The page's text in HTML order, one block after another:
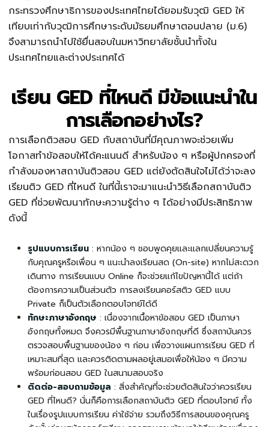
กระทรวงศึกษาธิการของประเทศไทยได้ยอมรับวุฒิ GED ให้
เทียบเท่ากับวุฒิการศึกษาระดับมัธยมศึกษาตอนปลาย (ม.6)
จึงสามารถนำไปใช้ยื่นสอบในมหาวิทยาลัยชั้นนำทั้งใน
ประเทศไทยและต่างประเทศได้
เรียน GED ที่ไหนดี มีข้อแนะนำใน
การเลือกอย่างไร?
การเลือกติวสอบ GED กับสถาบันที่มีคุณภาพจะช่วยเพิ่ม
โอกาสทำข้อสอบให้ได้คะแนนดี สำหรับน้อง ๆ หรือผู้ปกครองที่
กำลังมองหาสถาบันติวสอบ GED แต่ยังตัดสินใจไม่ได้ว่าจะลง
เรียนติว GED ที่ไหนดี ในที่นี้เราจะมาแนะนำวิธีเลือกสถาบันติว
GED ที่ช่วยพัฒนาทักษะความรู้ต่าง ๆ ได้อย่างมีประสิทธิภาพ
ดังนี้
รูปแบบการเรียน : หากน้อง ๆ ชอบพูดคุยและแลกเปลี่ยนความรู้
กับคุณครูหรือเพื่อน ๆ แนะนำลงเรียนสด (On-site) หากไม่สะดวก
เดินทาง การเรียนแบบ Online ก็จะช่วยแก้ไขปัญหานี้ได้ แต่ถ้า
ต้องการความเป็นส่วนตัว การลงเรียนคอร์สติว GED แบบ
Private ก็เป็นตัวเลือกตอบโจทย์ได้ดี
ทักษะภาษาอังกฤษ : เนื่องจากเนื้อหาข้อสอบ GED เป็นภาษา
อังกฤษทั้งหมด จึงควรมีพื้นฐานภาษาอังกฤษที่ดี ซึ่งสถาบันควร
ตรวจสอบพื้นฐานของน้อง ๆ ก่อน เพื่อวางแผนการเรียน GED ที่
เหมาะสมที่สุด และควรติดตามผลอยู่เสมอเพื่อให้น้อง ๆ มีความ
พร้อมก่อนสอบ GED ในสนามสอบจริง
ติดต่อ-สอบถามข้อมูล : สิ่งสำคัญที่จะช่วยตัดสินใจว่าควรเรียน
GED ที่ไหนดี? นั่นก็คือการเลือกสถาบันติว GED ที่ตอบโจทย์ ทั้ง
ในเรื่องรูปแบบการเรียน ค่าใช้จ่าย รวมถึงวิธีการสอนของคุณครู